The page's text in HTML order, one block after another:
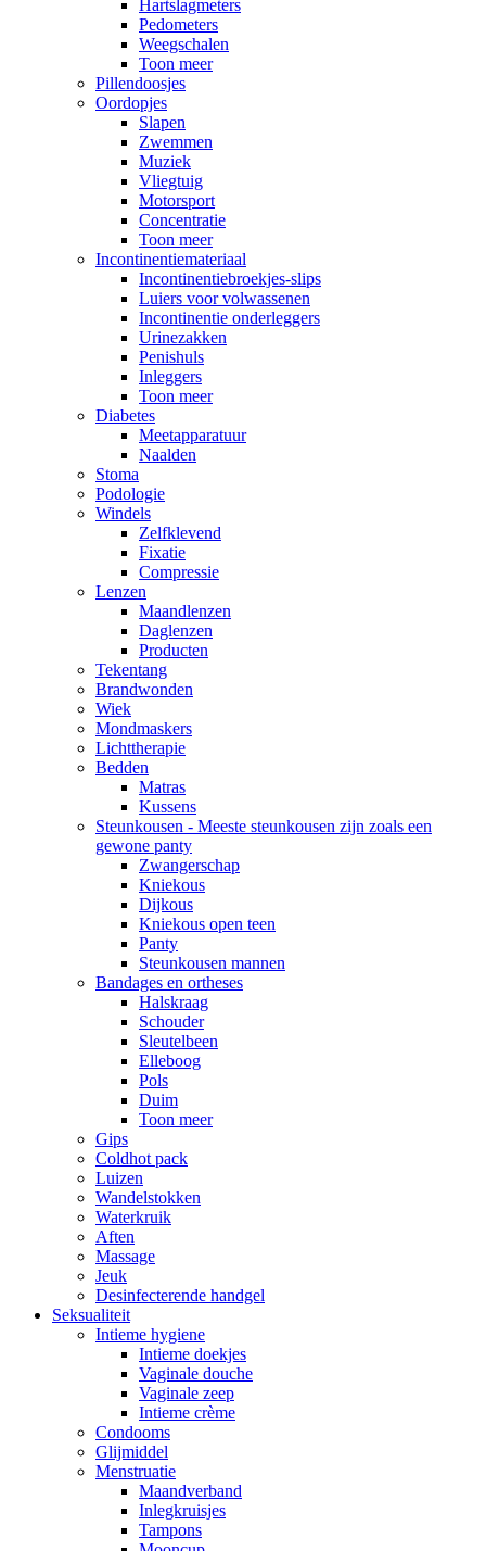
Hartslagmeters
Pedometers
Weegschalen
Toon meer
Pillendoosjes
Oordopjes
Slapen
Zwemmen
Muziek
Vliegtuig
Motorsport
Concentratie
Toon meer
Incontinentiemateriaal
Incontinentiebroekjes-slips
Luiers voor volwassenen
Incontinentie onderleggers
Urinezakken
Penishuls
Inleggers
Toon meer
Diabetes
Meetapparatuur
Naalden
Stoma
Podologie
Windels
Zelfklevend
Fixatie
Compressie
Lenzen
Maandlenzen
Daglenzen
Producten
Tekentang
Brandwonden
Wiek
Mondmaskers
Lichttherapie
Bedden
Matras
Kussens
Steunkousen - Meeste steunkousen zijn zoals een
gewone panty
Zwangerschap
Kniekous
Dijkous
Kniekous open teen
Panty
Steunkousen mannen
Bandages en ortheses
Halskraag
Schouder
Sleutelbeen
Elleboog
Pols
Duim
Toon meer
Gips
Coldhot pack
Luizen
Wandelstokken
Waterkruik
Aften
Massage
Jeuk
Desinfecterende handgel
Seksualiteit
Intieme hygiene
Intieme doekjes
Vaginale douche
Vaginale zeep
Intieme crème
Condooms
Glijmiddel
Menstruatie
Maandverband
Inlegkruisjes
Tampons